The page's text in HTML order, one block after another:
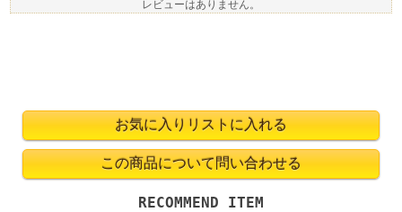
レビューはありません。
RECOMMEND ITEM